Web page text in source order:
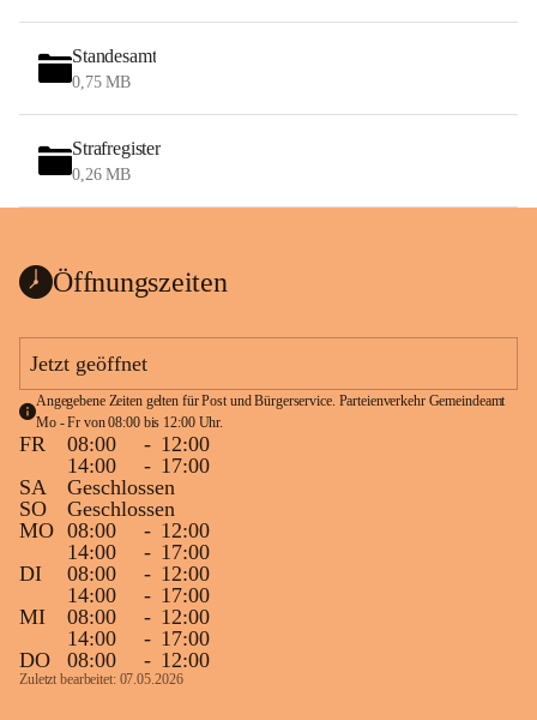
Standesamt
0,75 MB
Strafregister
0,26 MB
Öffnungszeiten
Jetzt geöffnet
Angegebene Zeiten gelten für Post und Bürgerservice. Parteienverkehr Gemeindeamt
Mo - Fr von 08:00 bis 12:00 Uhr.
FR 08:00 - 12:00
14:00
- 17:00
SA
Geschlossen
SO
Geschlossen
MO 08:00 - 12:00
14:00
- 17:00
DI
08:00 - 12:00
14:00
- 17:00
MI
08:00 - 12:00
14:00
- 17:00
DO
08:00 - 12:00
Zuletzt bearbeitet: 07.05.2026